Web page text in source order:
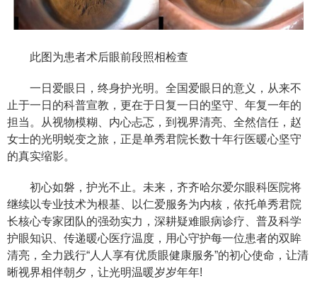
此图为患者术后眼前段照相检查
一日爱眼日，终身护光明。全国爱眼日的意义，从来不
止于一日的科普宣教，更在于日复一日的坚守、年复一年的
担当。从视物模糊、内心忐忑，到视界清亮、全然信任，赵
女士的光明蜕变之旅，正是单秀君院长数十年行医暖心坚守
的真实缩影。
初心如磐，护光不止。未来，齐齐哈尔爱尔眼科医院将
继续以专业技术为根基、以仁爱服务为内核，依托单秀君院
长核心专家团队的强劲实力，深耕疑难眼病诊疗、普及科学
护眼知识、传递暖心医疗温度，用心守护每一位患者的双眸
清亮，全力践行“人人享有优质眼健康服务”的初心使命，让清
晰视界相伴朝夕，让光明温暖岁岁年年!